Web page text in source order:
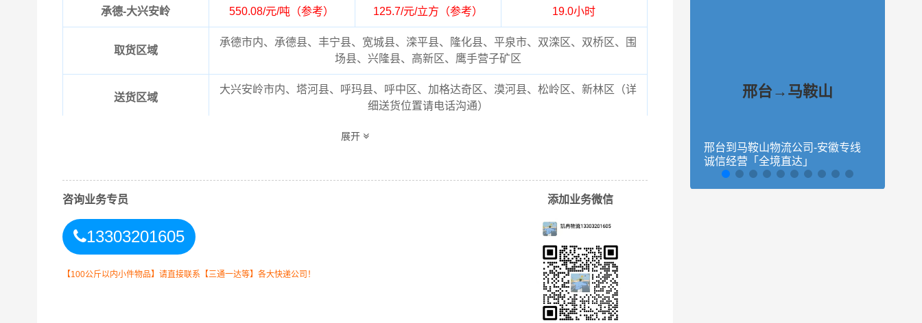
承德-大兴安岭 550.08/元/吨（参考） 125.7/元/立方（参考） 19.0小时
取货区域
承德市内、承德县、丰宁县、宽城县、滦平县、隆化县、平泉市、双滦区、双桥区、围
场县、兴隆县、高新区、鹰手营子矿区
送货区域
大兴安岭市内、塔河县、呼玛县、呼中区、加格达奇区、漠河县、松岭区、新林区（详
细送货位置请电话沟通）
以上承德到大兴安岭物流专线的费用为市场透明价，仅供参考，不作为最终成交价格，
展开
咨询业务专员
13303201605
【100公斤以内小件物品】请直接联系【三通一达等】各大快递公司！
添加业务微信
邢台→马鞍山
邢台到马鞍山物流公司-安徽专线
诚信经营「全境直达」